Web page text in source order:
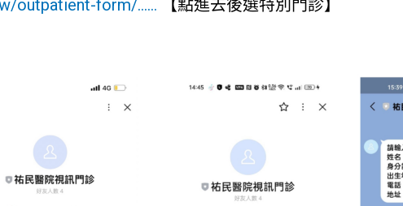
outpatient-form/…… 【點進去後選特別門診】